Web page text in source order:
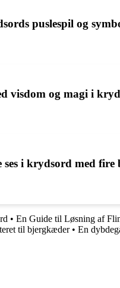
puslespil og
visdom og magi i
i krydsord med fire
• En Guide til Løsning af
til bjergkæder• En